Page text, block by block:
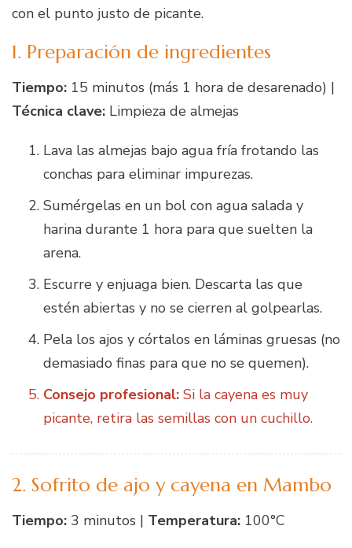
con el punto justo de picante.
1. Preparación de ingredientes
Tiempo: 15 minutos (más 1 hora de desarenado) |
Técnica clave: Limpieza de almejas
Lava las almejas bajo agua fría frotando las
conchas para eliminar impurezas.
Sumérgelas en un bol con agua salada y
harina durante 1 hora para que suelten la
arena.
Escurre y enjuaga bien. Descarta las que
estén abiertas y no se cierren al golpearlas.
Pela los ajos y córtalos en láminas gruesas (no
demasiado finas para que no se quemen).
Consejo profesional: Si la cayena es muy
picante, retira las semillas con un cuchillo.
2. Sofrito de ajo y cayena en Mambo
Tiempo: 3 minutos | Temperatura: 100°C